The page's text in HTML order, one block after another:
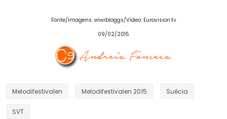
Fonte/Imagens: wiwibloggs/Vídeo: Eurovision.tv
09/02/2015
Melodifestivalen Melodifestivalen 2015 Suécia
SVT